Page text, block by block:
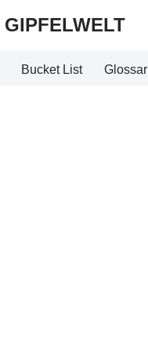
GIPFELWELT
Bucket List Glossar